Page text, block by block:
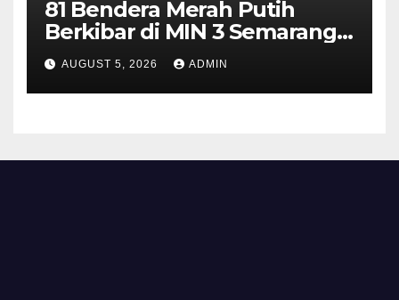
81 Bendera Merah Putih
Berkibar di MIN 3 Semarang,
Bhabinkamtibmas Desa
Timpik Hadiri Peringatan
HUT ke-81 Kemerdekaan RI
AUGUST 5, 2026 ADMIN